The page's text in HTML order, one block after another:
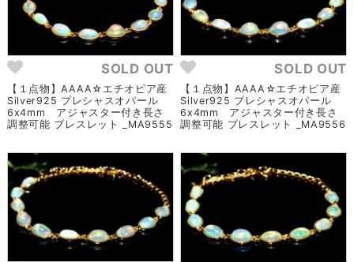
SOLD OUT
【１点物】AAAA☆エチオピア産
Silver925 プレシャスオパール
6x4mm アジャスター付き長さ
調整可能 ブレスレット _MA9555
SOLD OUT
【１点物】AAAA☆エチオピア産
Silver925 プレシャスオパール
6x4mm アジャスター付き長さ
調整可能 ブレスレット _MA9556